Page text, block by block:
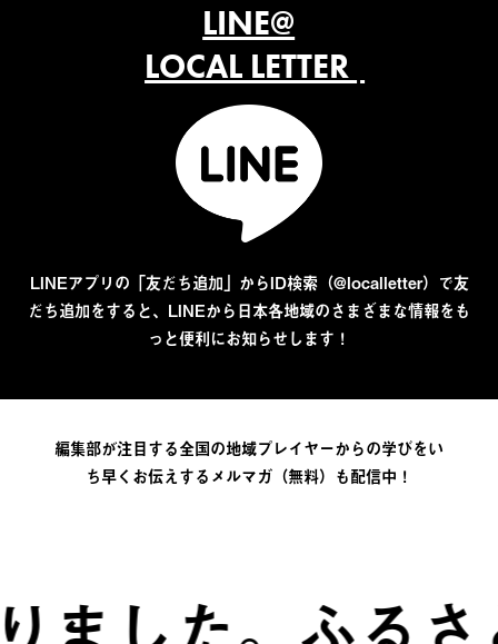
LINE@
LOCAL LETTER
LINEアプリの「友だち追加」からID検索（@localletter）で友
だち追加をすると、LINEから日本各地域のさまざまな情報をも
っと便利にお知らせします！
編集部が注目する全国の地域プレイヤーからの学びをい
ち早くお伝えするメルマガ（無料）も配信中！